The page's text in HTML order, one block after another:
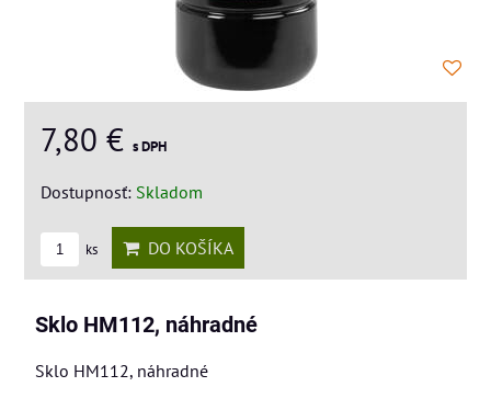
7,80 € s DPH
Dostupnosť: Skladom
ks DO KOŠÍKA
Sklo HM112, náhradné
Sklo HM112, náhradné